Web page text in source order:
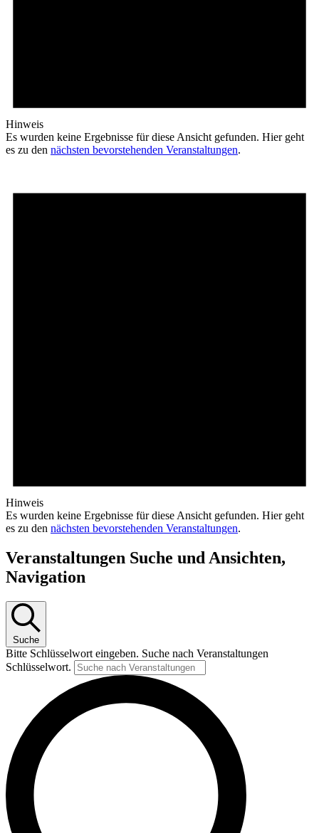
Hinweis
Es wurden keine Ergebnisse für diese Ansicht gefunden. Hier geht
es zu den nächsten bevorstehenden Veranstaltungen.
Hinweis
Es wurden keine Ergebnisse für diese Ansicht gefunden. Hier geht
es zu den nächsten bevorstehenden Veranstaltungen.
Veranstaltungen Suche und Ansichten,
Navigation
Suche
Bitte Schlüsselwort eingeben. Suche nach Veranstaltungen
Schlüsselwort.